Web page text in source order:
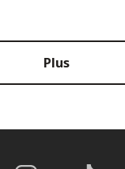
Plus